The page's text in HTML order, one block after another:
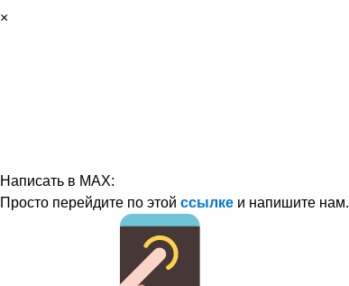
×
Написать в MAX:
Просто перейдите по этой ссылке и напишите нам.